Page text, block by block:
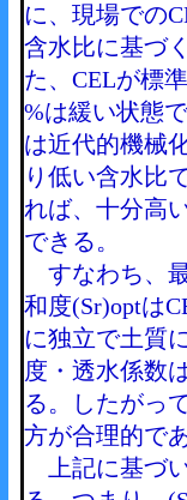
に、現場での
含水比に基づ
た、CELが標
%は緩い状態
は近代的機械
り低い含水比
れば、十分高
できる。
すなわち、
和度(Sr)optは
に独立で土質
度・透水係数
る。したがっ
方が合理的で
上記に基づ